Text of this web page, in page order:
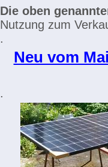
Die oben
Nutzung zum
.
Neu vom
.